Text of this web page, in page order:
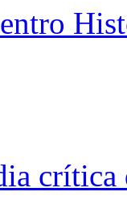
crítica